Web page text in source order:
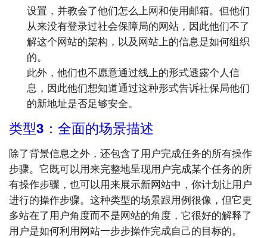
设置，并教会了他们怎么上网和使用邮箱。但他们
从来没有登录过社会保障局的网站，因此他们不了
解这个网站的架构，以及网站上的信息是如何组织
的。
此外，他们也不愿意通过线上的形式透露个人信
息，因此他们想知道通过这种形式告诉社保局他们
的新地址是否足够安全。
类型3：全面的场景描述
除了背景信息之外，还包含了用户完成任务的所有操作
步骤。它既可以用来完整地呈现用户完成某个任务的所
有操作步骤，也可以用来展示新网站中，你计划让用户
进行的操作步骤。这种类型的场景跟用例很像，但它更
多站在了用户角度而不是网站的角度，它很好的解释了
用户是如何利用网站一步步操作完成自己的目标的。